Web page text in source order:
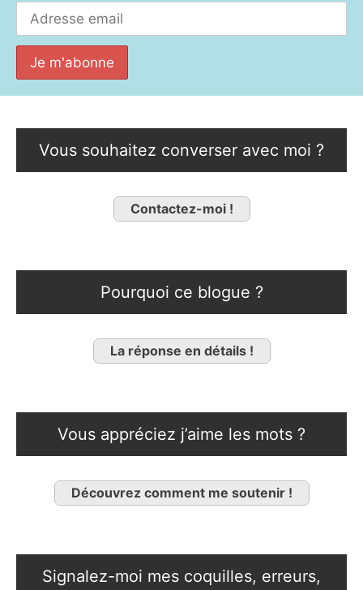
Vous souhaitez converser avec moi ?
Contactez-moi !
Pourquoi ce blogue ?
La réponse en détails !
Vous appréciez j’aime les mots ?
Découvrez comment me soutenir !
Signalez-moi mes coquilles, erreurs,